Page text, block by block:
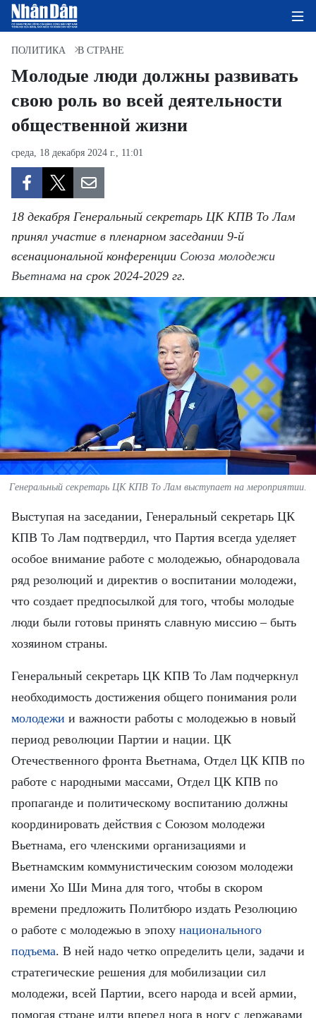
ГЛАВНАЯ СТРАНИЦА
ПОЛИТИКА
КУЛЬТУРА
ДОБРО ПОЖАЛОВАТЬ ВО
ВЬЕТНАМ
МОСТ ДРУЖБЫ
В МИРЕ
ВСТРЕЧИ - ДИАЛОГИ
ДОСЬЕ И МАТЕРИАЛЫ
TIẾNG VIỆT
ENGLISH
中文
FRANÇAIS
ПОЛИТИКА В СТРАНЕ
Молодые люди должны развивать
свою роль во всей деятельности
общественной жизни
среда, 18 декабря 2024 г., 11:01
18 декабря Генеральный секретарь ЦК КПВ То Лам
принял участие в пленарном заседании 9-й
всенациональной конференции Союза молодежи
Вьетнама на срок 2024-2029 гг.
Генеральный секретарь ЦК КПВ То Лам выступает на мероприятии.
Выступая на заседании, Генеральный секретарь ЦК
КПВ То Лам подтвердил, что Партия всегда уделяет
особое внимание работе с молодежью, обнародовала
ряд резолюций и директив о воспитании молодежи,
что создает предпосылкой для того, чтобы молодые
люди были готовы принять славную миссию – быть
хозяином страны.
Генеральный секретарь ЦК КПВ То Лам подчеркнул
необходимость достижения общего понимания роли
молодежи и важности работы с молодежью в новый
период революции Партии и нации. ЦК
Отечественного фронта Вьетнама, Отдел ЦК КПВ по
работе с народными массами, Отдел ЦК КПВ по
пропаганде и политическому воспитанию должны
координировать действия с Союзом молодежи
Вьетнама, его членскими организациями и
Вьетнамским коммунистическим союзом молодежи
имени Хо Ши Мина для того, чтобы в скором
времени предложить Политбюро издать Резолюцию
о работе с молодежью в эпоху национального
подъема. В ней надо четко определить цели, задачи и
стратегические решения для мобилизации сил
молодежи, всей Партии, всего народа и всей армии,
помогая стране идти вперед нога в ногу с державами